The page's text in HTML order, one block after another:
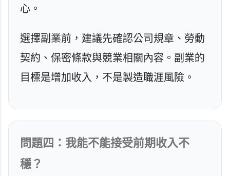
心。
選擇副業前，建議先確認公司規章、勞動
契約、保密條款與競業相關內容。副業的
目標是增加收入，不是製造職涯風險。
問題四：我能不能接受前期收入不
穩？